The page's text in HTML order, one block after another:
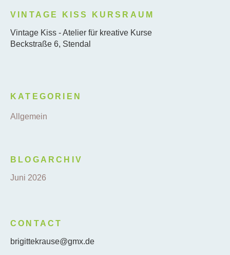
VINTAGE KISS KURSRAUM
Vintage Kiss - Atelier für kreative Kurse
Beckstraße 6, Stendal
KATEGORIEN
Allgemein
BLOGARCHIV
Juni 2026
CONTACT
brigittekrause@gmx.de